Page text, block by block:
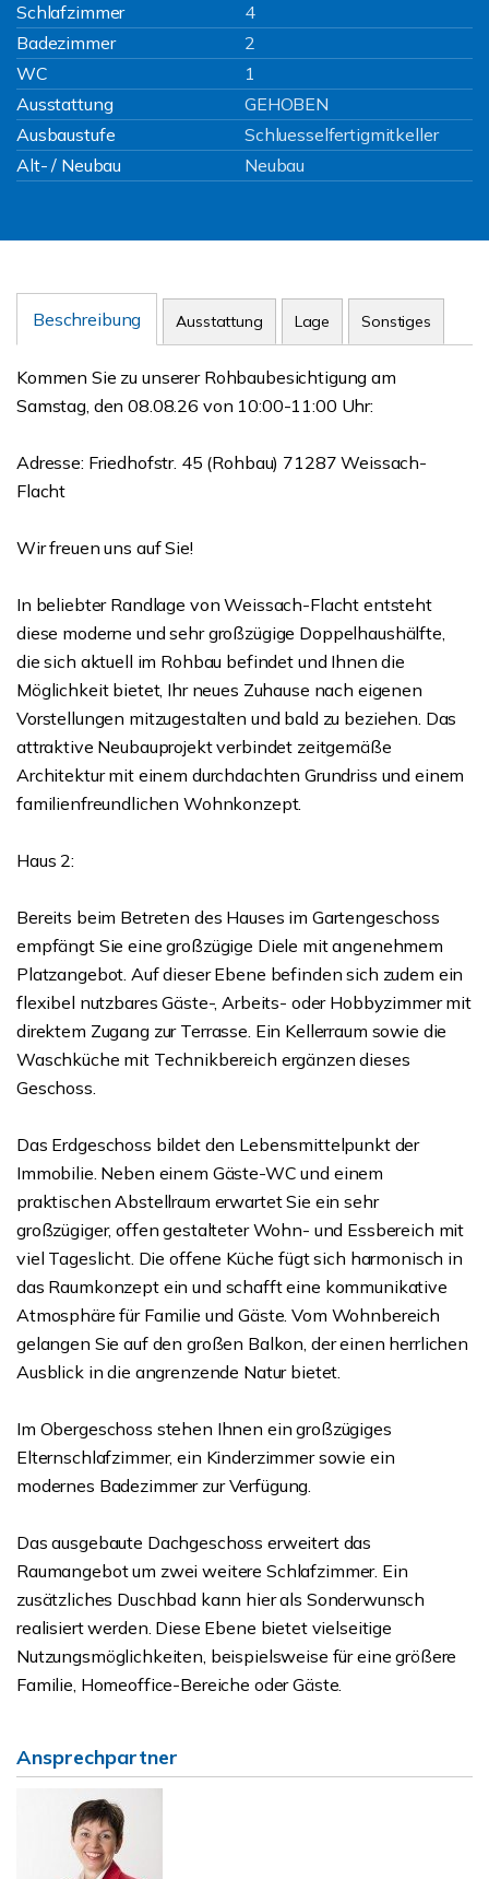
Schlafzimmer
4
Badezimmer
2
WC
1
Ausstattung
GEHOBEN
Ausbaustufe
Schluesselfertigmitkeller
Alt- / Neubau
Neubau
Beschreibung Ausstattung Lage Sonstiges
Kommen Sie zu unserer Rohbaubesichtigung am
Samstag, den 08.08.26 von 10:00-11:00 Uhr:
Adresse: Friedhofstr. 45 (Rohbau) 71287 Weissach-
Flacht
Wir freuen uns auf Sie!
In beliebter Randlage von Weissach-Flacht entsteht
diese moderne und sehr großzügige Doppelhaushälfte,
die sich aktuell im Rohbau befindet und Ihnen die
Möglichkeit bietet, Ihr neues Zuhause nach eigenen
Vorstellungen mitzugestalten und bald zu beziehen. Das
attraktive Neubauprojekt verbindet zeitgemäße
Architektur mit einem durchdachten Grundriss und einem
familienfreundlichen Wohnkonzept.
Haus 2:
Bereits beim Betreten des Hauses im Gartengeschoss
empfängt Sie eine großzügige Diele mit angenehmem
Platzangebot. Auf dieser Ebene befinden sich zudem ein
flexibel nutzbares Gäste-, Arbeits- oder Hobbyzimmer mit
direktem Zugang zur Terrasse. Ein Kellerraum sowie die
Waschküche mit Technikbereich ergänzen dieses
Geschoss.
Das Erdgeschoss bildet den Lebensmittelpunkt der
Immobilie. Neben einem Gäste-WC und einem
praktischen Abstellraum erwartet Sie ein sehr
großzügiger, offen gestalteter Wohn- und Essbereich mit
viel Tageslicht. Die offene Küche fügt sich harmonisch in
das Raumkonzept ein und schafft eine kommunikative
Atmosphäre für Familie und Gäste. Vom Wohnbereich
gelangen Sie auf den großen Balkon, der einen herrlichen
Ausblick in die angrenzende Natur bietet.
Im Obergeschoss stehen Ihnen ein großzügiges
Elternschlafzimmer, ein Kinderzimmer sowie ein
modernes Badezimmer zur Verfügung.
Das ausgebaute Dachgeschoss erweitert das
Raumangebot um zwei weitere Schlafzimmer. Ein
zusätzliches Duschbad kann hier als Sonderwunsch
realisiert werden. Diese Ebene bietet vielseitige
Nutzungsmöglichkeiten, beispielsweise für eine größere
Familie, Homeoffice-Bereiche oder Gäste.
Ansprechpartner